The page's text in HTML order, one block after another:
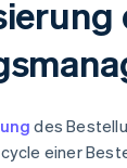
des
einer